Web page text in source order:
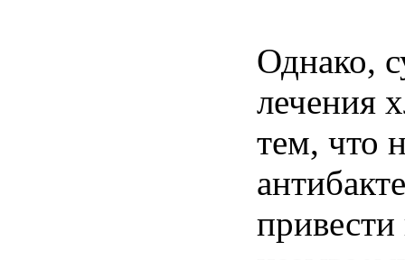
Однако,
лечения
тем, что
привести